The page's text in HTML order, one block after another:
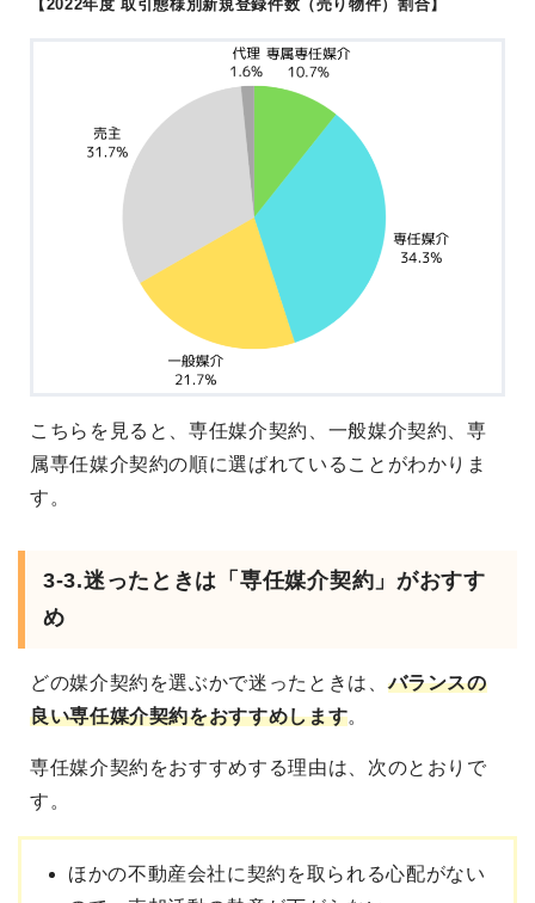
【2022年度 取引態様別新規登録件数（売り物件）割合】
こちらを見ると、専任媒介契約、一般媒介契約、専
属専任媒介契約の順に選ばれていることがわかりま
す。
3-3.迷ったときは「専任媒介契約」がおすす
め
どの媒介契約を選ぶかで迷ったときは、バランスの
良い専任媒介契約をおすすめします。
専任媒介契約をおすすめする理由は、次のとおりで
す。
ほかの不動産会社に契約を取られる心配がない